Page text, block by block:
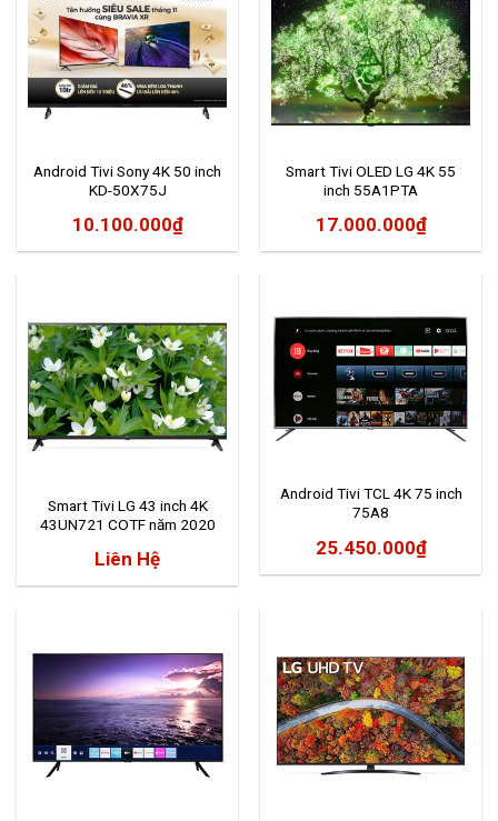
Android Tivi Sony 4K 50 inch
KD-50X75J
10.100.000₫
Smart Tivi OLED LG 4K 55
inch 55A1PTA
17.000.000₫
Smart Tivi LG 43 inch 4K
43UN721 COTF năm 2020
Liên Hệ
Android Tivi TCL 4K 75 inch
75A8
25.450.000₫